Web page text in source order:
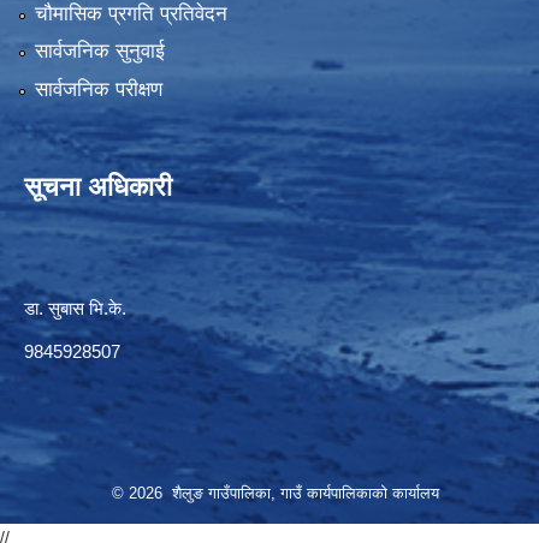
चौमासिक प्रगति प्रतिवेदन
सार्वजनिक सुनुवाई
सार्वजनिक परीक्षण
सूचना अधिकारी
डा. सुबास भि.के.
9845928507
© 2026 शैलुङ गाउँपालिका, गाउँ कार्यपालिकाको कार्यालय
//